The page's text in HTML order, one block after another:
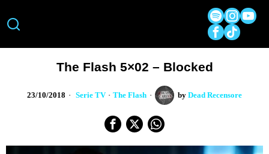
The Flash 5×02 – Blocked
23/10/2018 Serie TV · The Flash by Dead Recensore